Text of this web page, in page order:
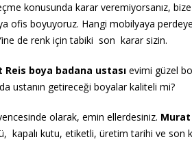
konusunda kararveremiyorsanız, bize
ofis boyuyoruz. Hangi mobilyaya
de renk için tabiki son karar sizin.
boya badana ustası evimi güzel
ustanın getireceği boyalar kaliteli mi?
olarak, emin ellerdesiniz. Murat
kapalı kutu, etiketli, üretim tarihi ve son